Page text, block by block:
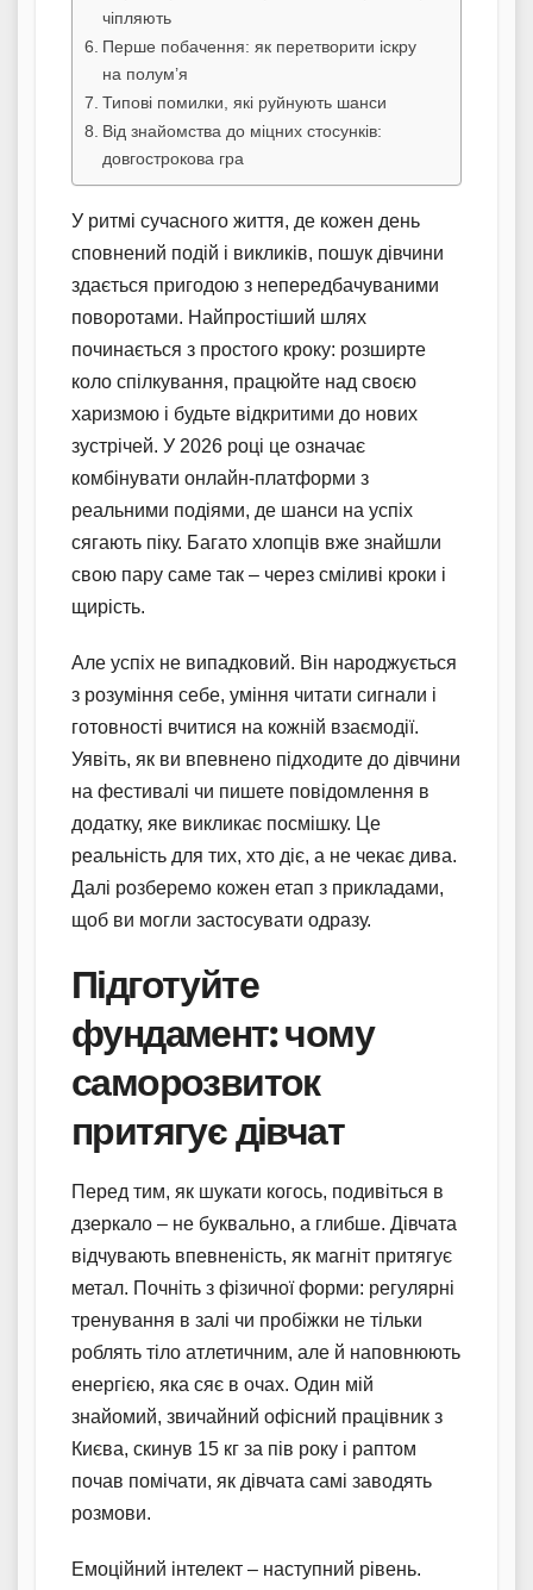
чіпляють
Перше побачення: як перетворити іскру
на полум’я
Типові помилки, які руйнують шанси
Від знайомства до міцних стосунків:
довгострокова гра
У ритмі сучасного життя, де кожен день
сповнений подій і викликів, пошук дівчини
здається пригодою з непередбачуваними
поворотами. Найпростіший шлях
починається з простого кроку: розширте
коло спілкування, працюйте над своєю
харизмою і будьте відкритими до нових
зустрічей. У 2026 році це означає
комбінувати онлайн-платформи з
реальними подіями, де шанси на успіх
сягають піку. Багато хлопців вже знайшли
свою пару саме так – через сміливі кроки і
щирість.
Але успіх не випадковий. Він народжується
з розуміння себе, уміння читати сигнали і
готовності вчитися на кожній взаємодії.
Уявіть, як ви впевнено підходите до дівчини
на фестивалі чи пишете повідомлення в
додатку, яке викликає посмішку. Це
реальність для тих, хто діє, а не чекає дива.
Далі розберемо кожен етап з прикладами,
щоб ви могли застосувати одразу.
Підготуйте
фундамент: чому
саморозвиток
притягує дівчат
Перед тим, як шукати когось, подивіться в
дзеркало – не буквально, а глибше. Дівчата
відчувають впевненість, як магніт притягує
метал. Почніть з фізичної форми: регулярні
тренування в залі чи пробіжки не тільки
роблять тіло атлетичним, але й наповнюють
енергією, яка сяє в очах. Один мій
знайомий, звичайний офісний працівник з
Києва, скинув 15 кг за пів року і раптом
почав помічати, як дівчата самі заводять
розмови.
Емоційний інтелект – наступний рівень.